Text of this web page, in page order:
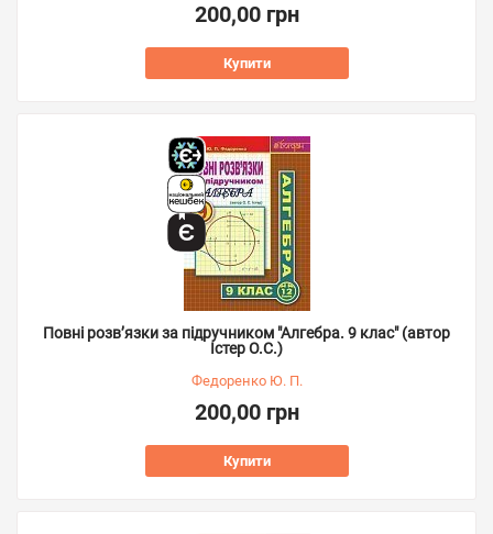
200,00 грн
Купити
Повні розв’язки за підручником "Алгебра. 9 клас" (автор
Істер О.С.)
Федоренко Ю. П.
200,00 грн
Купити